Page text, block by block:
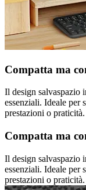
Compatta ma
Il design salvaspazio
essenziali. Ideale per
prestazioni o praticità.
Compatta ma
Il design salvaspazio
essenziali. Ideale per
prestazioni o praticità.